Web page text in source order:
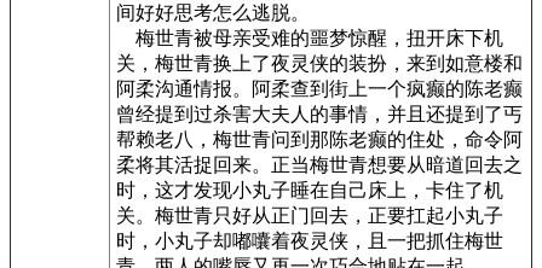
间好好思考怎么逃脱。
梅世青被母亲受难的噩梦惊醒，扭开床下机
关，梅世青换上了夜灵侠的装扮，来到如意楼和
阿柔沟通情报。阿柔查到街上一个疯癫的陈老癫
曾经提到过杀害大夫人的事情，并且还提到了丐
帮赖老八，梅世青问到那陈老癫的住处，命令阿
柔将其活捉回来。正当梅世青想要从暗道回去之
时，这才发现小丸子睡在自己床上，卡住了机
关。梅世青只好从正门回去，正要扛起小丸子
时，小丸子却嘟囔着夜灵侠，且一把抓住梅世